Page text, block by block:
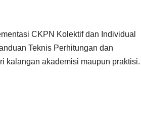
CKPN Kolektif dan Individual
Teknis Perhitungan dan
kalangan akademisi maupun praktisi.